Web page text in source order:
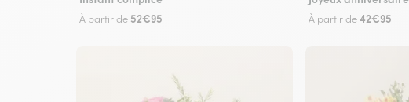
À partir de 52€95 À partir de42€95